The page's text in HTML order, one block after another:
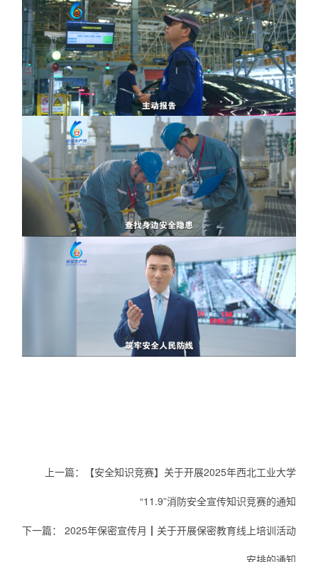
上一篇： 【安全知识竞赛】关于开展2025年西北工业大学
“11.9”消防安全宣传知识竞赛的通知
下一篇： 2025年保密宣传月┃关于开展保密教育线上培训活动